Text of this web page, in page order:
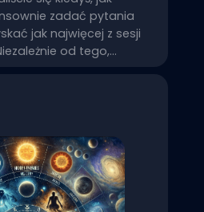
zadać pytania
jak najwięcej z sesji
od tego,…